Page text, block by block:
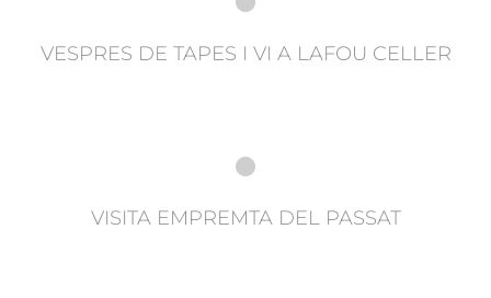
VESPRES DE TAPES I VI A LAFOU CELLER
VISITA EMPREMTA DEL PASSAT